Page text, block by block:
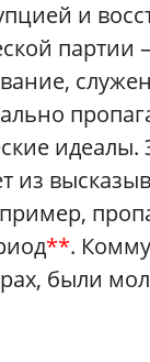
и
партии
идеалы.
из
**.
были